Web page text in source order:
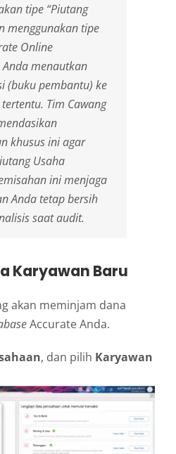
tipe “Piutang
menggunakan tipe
Online
menautkan
(buku pembantu) ke
Tim Cawang
khusus ini agar
Usaha
ini menjaga
Anda tetap bersih
saat audit.
Karyawan Baru
akan meminjam dana
Accurate Anda.
, dan pilih Karyawan